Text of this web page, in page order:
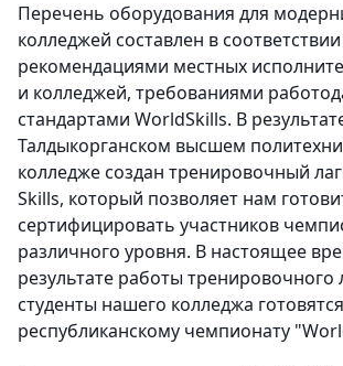
Перечень оборудования для
колледжей составлен в соответствии
рекомендациями местных
и колледжей, требованиями
стандартами WorldSkills. В
Талдыкорганском высшем
колледже создан тренировочный
Skills, который позволяет нам
сертифицировать участников
различного уровня. В настоящее
результате работы тренировочного
студенты нашего колледжа
республиканскому чемпионату